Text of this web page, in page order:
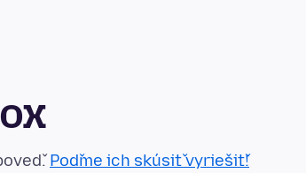
Poďme ich skúsiť vyriešiť!